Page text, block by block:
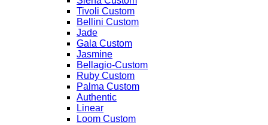
Tivoli Custom
Bellini Custom
Jade
Gala Custom
Jasmine
Bellagio-Custom
Ruby Custom
Palma Custom
Authentic
Linear
Loom Custom